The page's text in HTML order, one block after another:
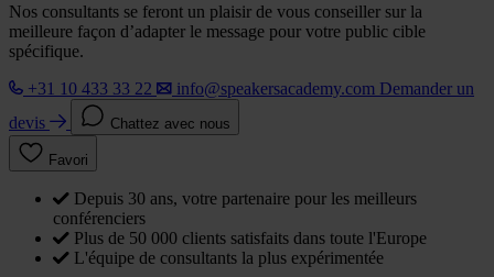
Nos consultants se feront un plaisir de vous conseiller sur la
meilleure façon d’adapter le message pour votre public cible
spécifique.
+31 10 433 33 22
info@speakersacademy.com Demander un
devis
Chattez avec nous
Favori
Depuis 30 ans, votre partenaire pour les meilleurs
conférenciers
Plus de 50 000 clients satisfaits dans toute l'Europe
L'équipe de consultants la plus expérimentée